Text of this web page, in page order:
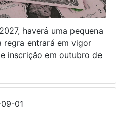
haverá uma pequena
regra entrará em vigor
inscrição em outubro de
01